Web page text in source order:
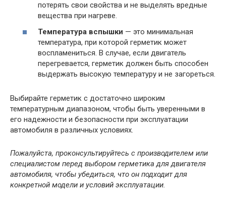
потерять свои свойства и не выделять вредные
вещества при нагреве.
Температура вспышки — это минимальная
температура, при которой герметик может
воспламениться. В случае, если двигатель
перегревается, герметик должен быть способен
выдержать высокую температуру и не загореться.
Выбирайте герметик с достаточно широким
температурным диапазоном, чтобы быть уверенными в
его надежности и безопасности при эксплуатации
автомобиля в различных условиях.
Пожалуйста, проконсультируйтесь с производителем или
специалистом перед выбором герметика для двигателя
автомобиля, чтобы убедиться, что он подходит для
конкретной модели и условий эксплуатации.